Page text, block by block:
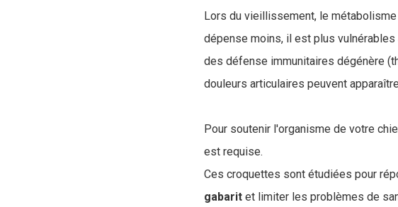
Lors du vieillissement, le
dépense moins, il est plus
des défense immunitaires dégénère
douleurs articulaires peuvent
Pour soutenir l'organisme de votre
est requise.
Ces croquettes sont étudiées pour
gabarit et limiter les problèmes de